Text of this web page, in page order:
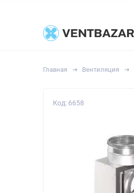
Главная Вентиляция
Код: 6658